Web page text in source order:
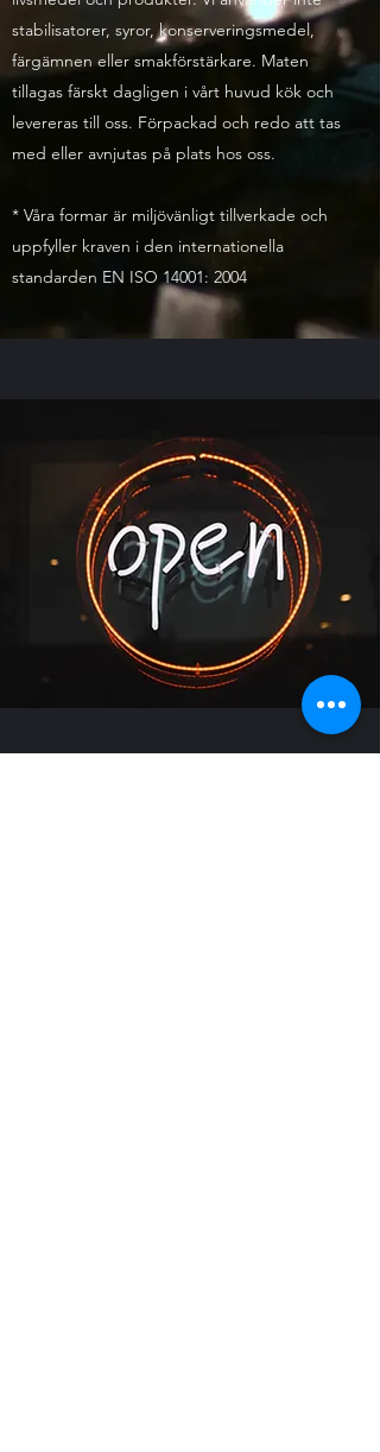
stabilisatorer, syror, konserveringsmedel,
färgämnen eller smakförstärkare. Maten
tillagas färskt dagligen i vårt huvud kök och
levereras till oss. Förpackad och redo att tas
med eller avnjutas på plats hos oss.
* Våra formar är miljövänligt tillverkade och
uppfyller kraven i den internationella
standarden EN ISO 14001: 2004